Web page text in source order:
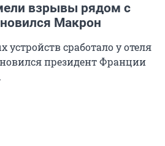
взрывы рядом с
Макрон
сработало у отеля
президент Франции